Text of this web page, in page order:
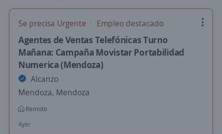
Se precisa Urgente Empleo destacado
Agentes de Ventas Telefónicas Turno
Mañana: Campaña Movistar Portabilidad
Numerica (Mendoza)
Alcanzo
Mendoza, Mendoza
Remoto
Ayer